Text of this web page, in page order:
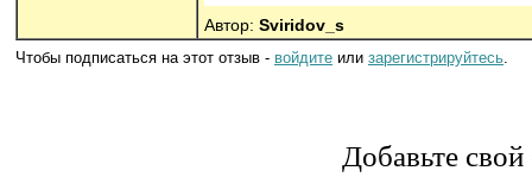
Автор: Sviridov_s
Чтобы подписаться на этот отзыв - войдите или зарегистрируйтесь.
Добавьте